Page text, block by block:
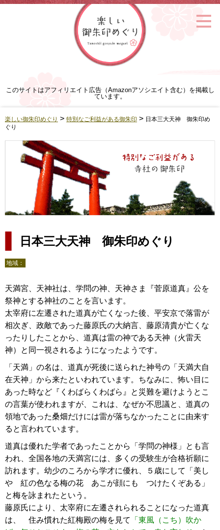
このサイトはアフィリエイト広告（Amazonアソシエイト含む）を掲載し
ています。
楽しい御朱印めぐり > 特別なご利益がある御朱印 > 日本三大天神 御朱印め
ぐり
日本三大天神 御朱印めぐり
地域：
天満宮、天神社は、学問の神、天神さま『菅原道真』公を
祭神とする神社のことを言います。
太宰府に左遷された道真が亡くなった後、平安京で落雷が
相次ぎ、政敵であった藤原氏の大納言、藤原清貴が亡くな
ったりしたことから、道真は雷の神である天神（火雷天
神）と同一視されるようになったようです。
「天満」の名は、道真が死後に送られた神号の「天満大自
在天神」から来たといわれています。ちなみに、怖い目に
あった時など『くわばらくわばら』と災難を避けようとこ
の言葉が使われますが、これは、なぜか不思議と、道真の
領地であった桑畑だけには雷が落ちなかったことに由来す
ると言われています。
道真は優れた学者であったことから「学問の神様」とも言
われ、全国各地の天満宮には、多くの受験生が合格祈願に
訪れます。幼少のころから学才に優れ、５歳にして「美し
や 紅の色なる梅の花 あこが顔にも つけたくぞある」
と梅を詠まれたという。
藤原氏により、太宰府に左遷されられることになった道真
は、 住み慣れた紅梅殿の梅を見て
「東風（こち）吹か